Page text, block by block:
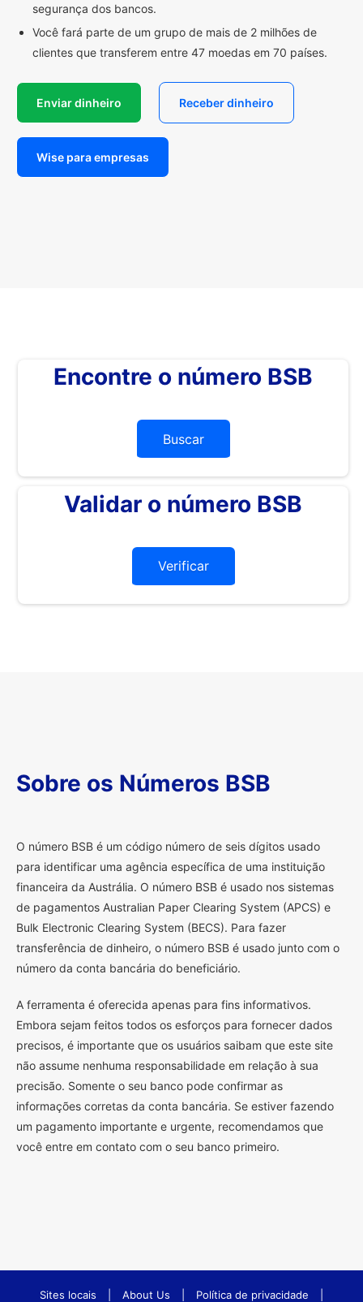
segurança dos bancos.
Você fará parte de um grupo de mais de 2 milhões de
clientes que transferem entre 47 moedas em 70 países.
Enviar dinheiro Receber dinheiro
Wise para empresas
Encontre o número BSB
Buscar
Validar o número BSB
Verificar
Sobre os Números BSB
O número BSB é um código número de seis dígitos usado
para identificar uma agência específica de uma instituição
financeira da Austrália. O número BSB é usado nos sistemas
de pagamentos Australian Paper Clearing System (APCS) e
Bulk Electronic Clearing System (BECS). Para fazer
transferência de dinheiro, o número BSB é usado junto com o
número da conta bancária do beneficiário.
A ferramenta é oferecida apenas para fins informativos.
Embora sejam feitos todos os esforços para fornecer dados
precisos, é importante que os usuários saibam que este site
não assume nenhuma responsabilidade em relação à sua
precisão. Somente o seu banco pode confirmar as
informações corretas da conta bancária. Se estiver fazendo
um pagamento importante e urgente, recomendamos que
você entre em contato com o seu banco primeiro.
Sites locais About Us Política de privacidade